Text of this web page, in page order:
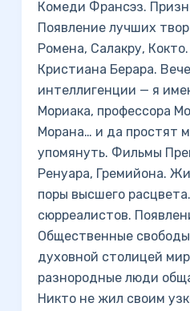
Комеди Франсэз.
Появление лучших
Ромена, Салакру,
Кристиана Берара.
интеллигенции — я
Мориака, профессора
Морана… и да простят
упомянуть. Фильмы
Ренуара, Гремийона.
поры высшего
сюрреалистов.
Общественные
духовной столицей
разнородные люди
Никто не жил своим